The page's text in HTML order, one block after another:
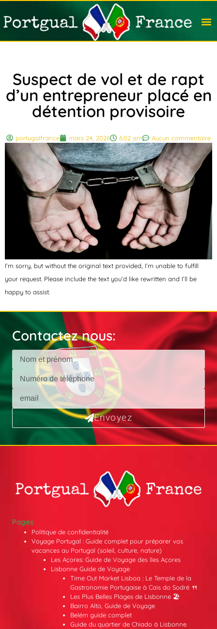
Suspect de vol et de rapt
d’un entrepreneur placé en
détention provisoire
portugalfrance mars 24, 2026 6:02 am Aucun commentaire
I’m sorry, but without the original text provided, I’m unable to fulfill
your request. Please include the text you’d like rewritten and I’ll be
happy to assist.
Contactez nous:
Envoyez
Pages
Politique de confidentialité
Voyage Portugal : Guide complet pour préparer vos
vacances au Portugal (soleil, culture, nature)
Les Açores: Guide de Voyage des îles Açores
Lisbonne Guide de Voyage
Time Out Market Lisboa : Le Temple de la
Gastronomie Portugaise à Cais do Sodré 🍴
Les Plus Belles Plages de Lisbonne 🏖️
Bairro Alto, Guide de Voyage
Belém guide complet
Guide du quartier de Chiado à Lisbonne